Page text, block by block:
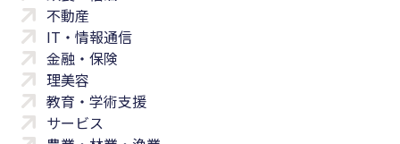
不動産
IT・情報通信
金融・保険
理美容
教育・学術支援
サービス